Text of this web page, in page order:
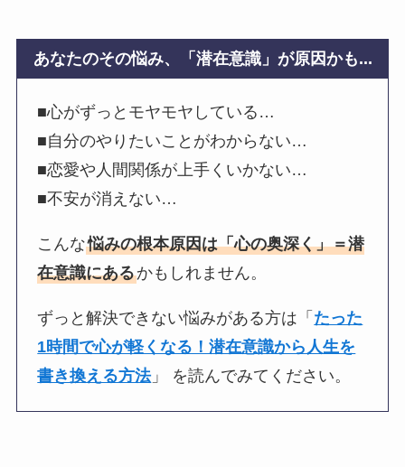
あなたのその悩み、「潜在意識」が原因かも...
■心がずっとモヤモヤしている…
■自分のやりたいことがわからない…
■恋愛や人間関係が上手くいかない…
■不安が消えない…
こんな悩みの根本原因は「心の奥深く」＝潜
在意識にあるかもしれません。
ずっと解決できない悩みがある方は「 たった
1時間で心が軽くなる！潜在意識から人生を
書き換える方法」 を読んでみてください。